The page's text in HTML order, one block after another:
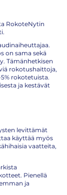
RokoteNytin
on sama sekä
Tämänhetkisen
rokotushaittoja,
rokotetuista.
ja kestävät
levittämät
käyttää myös
vaatteita,
Pienellä
ja